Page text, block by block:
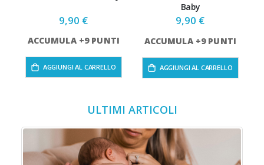
9,90 €
ACCUMULA +9 PUNTI
AGGIUNGI AL CARRELLO
Baby
9,90 €
ACCUMULA +9 PUNTI
AGGIUNGI AL CARRELLO
ULTIMI ARTICOLI